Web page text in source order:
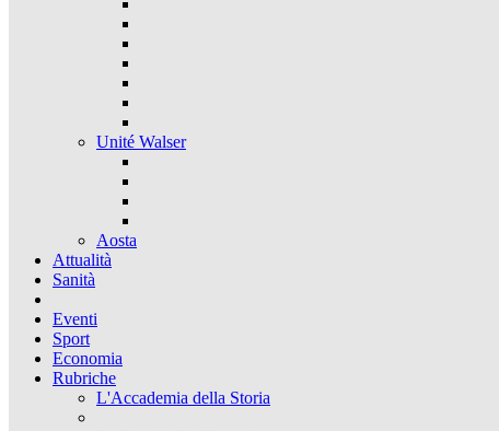
Unité Walser
Aosta
Attualità
Sanità
Eventi
Sport
Economia
Rubriche
L'Accademia della Storia